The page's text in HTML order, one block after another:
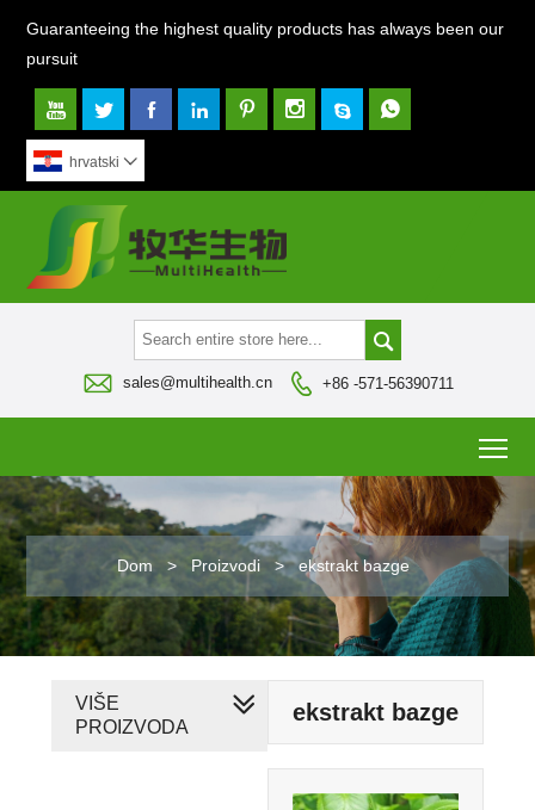
Guaranteeing the highest quality products has always been our
pursuit
       
hrvatski 

 sales@multihealth.cn  +86 -571-56390711
Dom > Proizvodi > ekstrakt bazge
ekstrakt bazge
VIŠE
PROIZVODA